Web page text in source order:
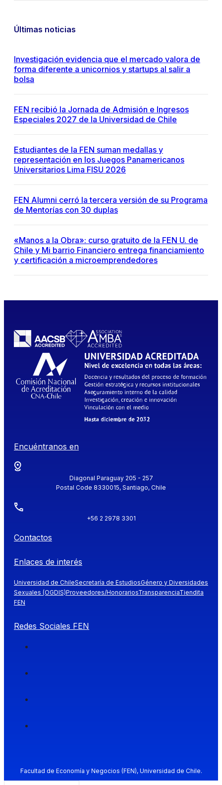
Últimas noticias
Investigación evidencia que el mercado valora de
forma diferente a unicornios y startups al salir a
bolsa
FEN recibió la Jornada de Admisión e Ingresos
Especiales 2027 de la Universidad de Chile
Estudiantes de la FEN suman medallas y
representación en los Juegos Panamericanos
Universitarios Lima FISU 2026
FEN Alumni cerró la tercera versión de su Programa
de Mentorías con 30 duplas
«Manos a la Obra»: curso gratuito de la FEN U. de
Chile y Mi barrio Financiero entrega financiamiento
y certificación a microemprendedores
Encuéntranos en
Diagonal Paraguay 205 - 257
Postal Code 8330015, Santiago, Chile
+56 2 2978 3301
Contactos
Enlaces de interés
Universidad de ChileSecretaría de EstudiosGénero y Diversidades
Sexuales (OGDIS)Proveedores/HonorariosTransparenciaTiendita
FEN
Redes Sociales FEN
Facultad de Economía y Negocios (FEN), Universidad de Chile.